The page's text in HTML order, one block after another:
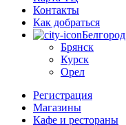
Контакты
Как добраться
Белгород
Брянск
Курск
Орел
Регистрация
Магазины
Кафе и рестораны